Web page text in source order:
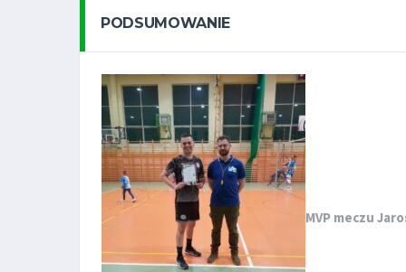
PODSUMOWANIE
MVP meczu